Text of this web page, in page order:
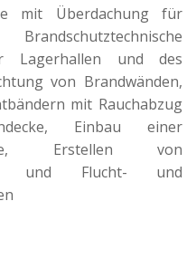
mit Überdachung für
Brandschutztechnische
Lagerhallen und des
von Brandwänden,
mit Rauchabzug
Einbau einer
Erstellen von
und Flucht- und